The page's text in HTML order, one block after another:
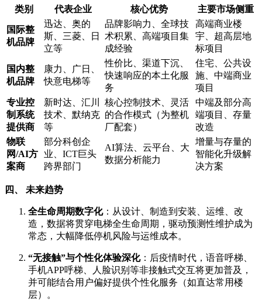
类别 代表企业 核心优势 主要市场侧重
国际整
机品牌
迅达、奥的
斯、三菱、日
立等
品牌影响力、全球技
术积累、高端项目集
成经验
高端商业楼
宇、超高层地
标项目
国内整
机品牌
康力、广日、
快意电梯等
性价比、渠道下沉、
快速响应的本土化服
务
住宅、公共设
施、中端商业
项目
专业控
制系统
提供商
新时达、汇川
技术、默纳克
等
核心控制技术、灵活
的合作模式（为整机
厂配套）
中端及部分高
端项目、存量
改造
物联
网/AI方
案商
部分科创企
业、ICT巨头
跨界部门
AI算法、云平台、大
数据分析能力
增量与存量的
智能化升级解
决方案
四、 未来趋势
全生命周期数字化：从设计、制造到安装、运维、改
造，数据将贯穿电梯全生命周期，驱动预测性维护成为
常态，大幅降低停机风险与运维成本。
“无接触”与个性化体验深化：后疫情时代，语音呼梯、
手机APP呼梯、人脸识别等非接触式交互将更加普及，
并可能结合用户偏好提供个性化服务（如直达常用楼
层）。